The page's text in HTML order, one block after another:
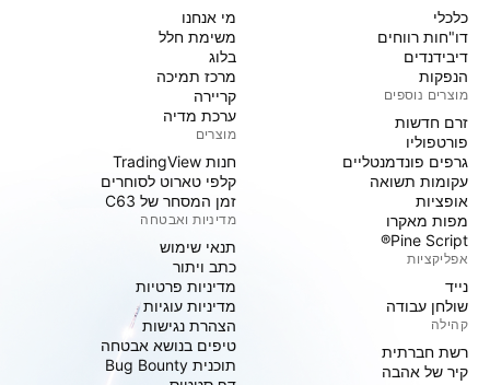
כלכלי
דו"חות רווחים
דיבידנדים
הנפקות
מוצרים נוספים
זרם חדשות
פורטפוליו
גרפים פונדמנטליים
עקומות תשואה
אופציות
מפות מאקרו
Pine Script®
אפליקציות
נייד
שולחן עבודה
קהילה
רשת חברתית
קיר של אהבה
מי אנחנו
משימת חלל
בלוג
מרכז תמיכה
קריירה
ערכת מדיה
מוצרים
חנות TradingView
קלפי טארוט לסוחרים
זמן המסחר של C63
מדיניות ואבטחה
תנאי שימוש
כתב ויתור
מדיניות פרטיות
מדיניות עוגיות
הצהרת נגישות
טיפים בנושא אבטחה
תוכנית Bug Bounty